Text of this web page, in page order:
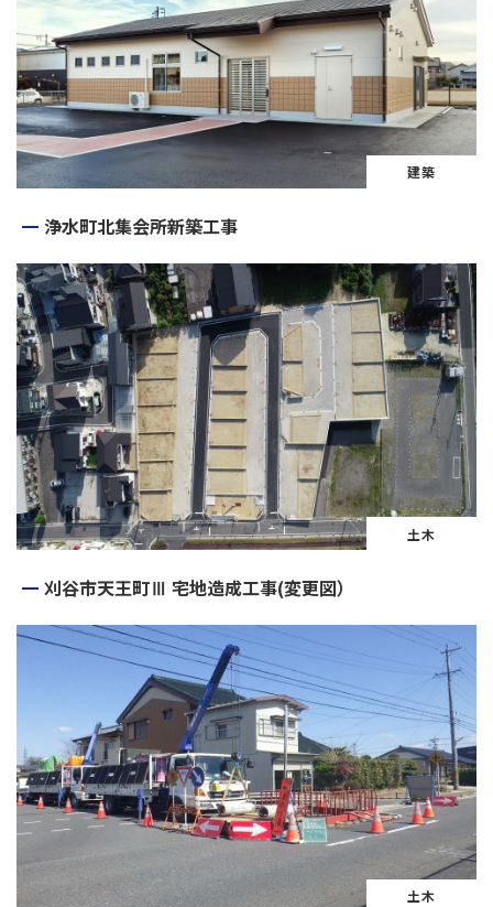
建築
浄水町北集会所新築工事
土木
刈谷市天王町Ⅲ 宅地造成工事(変更図）
土木